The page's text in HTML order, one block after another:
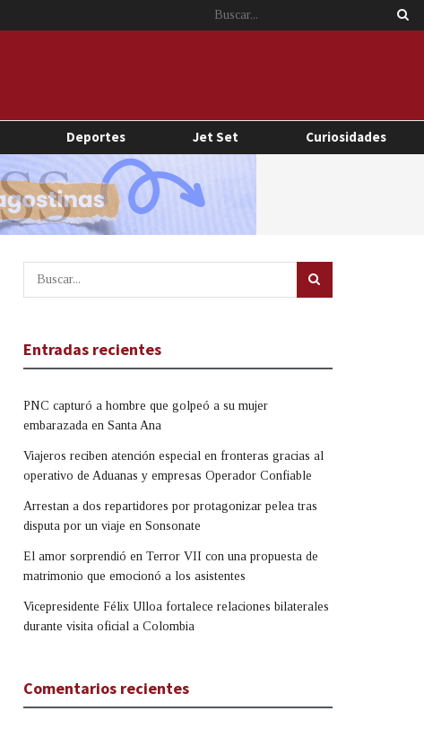
Deportes Jet Set Curiosidades
Entradas recientes
PNC capturó a hombre que golpeó a su mujer
embarazada en Santa Ana
Viajeros reciben atención especial en fronteras gracias al
operativo de Aduanas y empresas Operador Confiable
Arrestan a dos repartidores por protagonizar pelea tras
disputa por un viaje en Sonsonate
El amor sorprendió en Terror VII con una propuesta de
matrimonio que emocionó a los asistentes
Vicepresidente Félix Ulloa fortalece relaciones bilaterales
durante visita oficial a Colombia
Comentarios recientes